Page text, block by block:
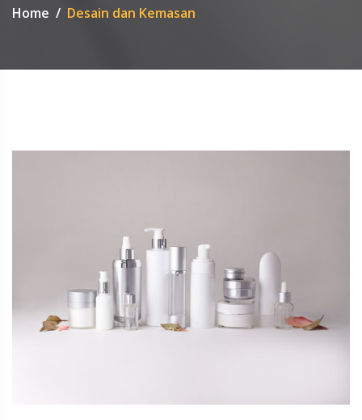
Home Desain dan Kemasan